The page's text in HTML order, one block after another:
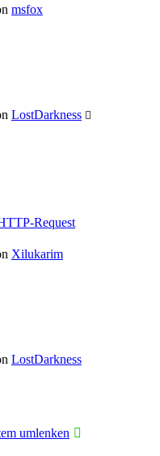
msfox
LostDarkness
Request
Xilukarim
LostDarkness
umlenken